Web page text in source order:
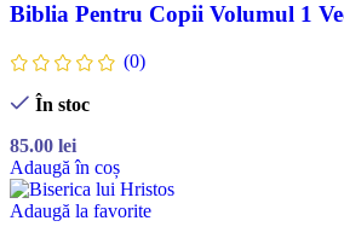
Biblia Pentru Copii Volumul 1
(0)
În stoc
85.00 lei
Adaugă în coș
Adaugă la favorite